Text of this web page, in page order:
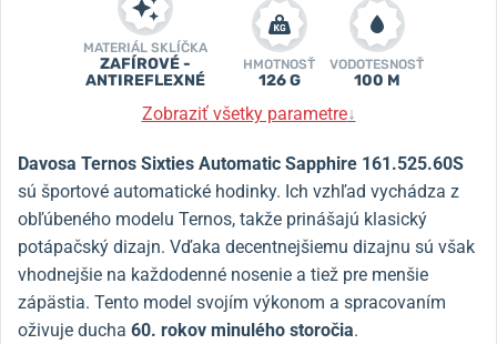
MATERIÁL SKLÍČKA
ZAFÍROVÉ -
ANTIREFLEXNÉ
HMOTNOSŤ
126 G
VODOTESNOSŤ
100 M
Zobraziť všetky parametre↓
Davosa Ternos Sixties Automatic Sapphire 161.525.60S
sú športové automatické hodinky. Ich vzhľad vychádza z
obľúbeného modelu Ternos, takže prinášajú klasický
potápačský dizajn. Vďaka decentnejšiemu dizajnu sú však
vhodnejšie na každodenné nosenie a tiež pre menšie
zápästia. Tento model svojím výkonom a spracovaním
oživuje ducha 60. rokov minulého storočia.